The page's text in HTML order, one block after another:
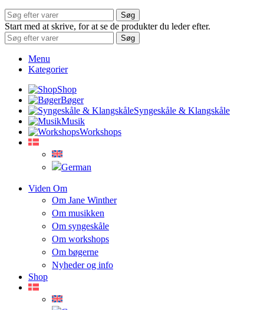
Søg
Start med at skrive, for at se de produkter du leder efter.
Søg
Menu
Kategorier
Shop
Bøger
Syngeskåle & Klangskåle
Musik
Workshops
Viden Om
Om Jane Winther
Om musikken
Om syngeskåle
Om workshops
Om bøgerne
Nyheder og info
Shop